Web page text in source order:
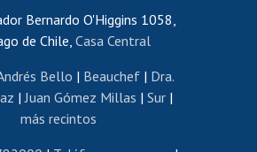
Certificado de renta
de renta honorarios
Editar páginas blancas
Extranjeras/os
Bernardo O'Higgins 1058,
de Chile, Casa Central
Bello | Beauchef| Dra.
| Juan Gómez Millas | Sur |
más recintos